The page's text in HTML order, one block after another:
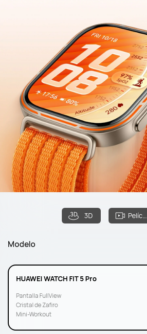
3D Película
Modelo
HUAWEI WATCH FIT 5 Pro
Pantalla FullView
Cristal de Zafiro
Mini-Workout